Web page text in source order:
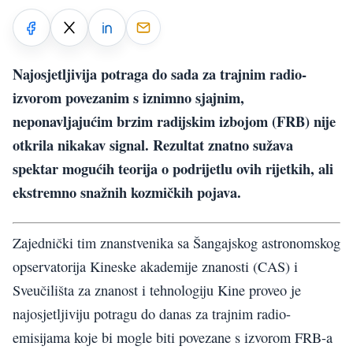
Najosjetljivija potraga do sada za trajnim radio-
izvorom povezanim s iznimno sjajnim,
neponavljajućim brzim radijskim izbojom (FRB) nije
otkrila nikakav signal. Rezultat znatno sužava
spektar mogućih teorija o podrijetlu ovih rijetkih, ali
ekstremno snažnih kozmičkih pojava.
Zajednički tim znanstvenika sa Šangajskog astronomskog
opservatorija Kineske akademije znanosti (CAS) i
Sveučilišta za znanost i tehnologiju Kine proveo je
najosjetljiviju potragu do danas za trajnim radio-
emisijama koje bi mogle biti povezane s izvorom FRB-a